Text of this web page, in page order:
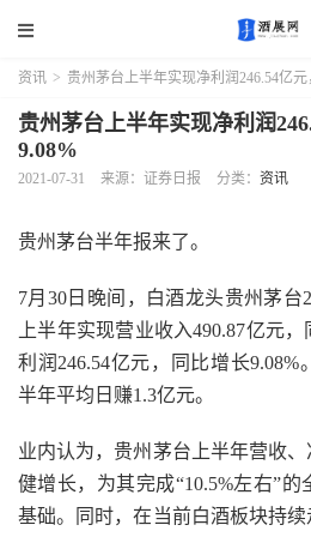
资讯 > 贵州茅台上半年实现净利润246.54亿
贵州茅台上半年实现净利润
9.08%
2021-07-31 来源：证券日报 分类： 资讯
贵州茅台半年报来了。
7月30日晚间，白酒龙头贵州茅台
上半年实现营业收入490.87亿元
利润246.54亿元，同比增长
半年平均日赚1.3亿元。
业内认为，贵州茅台上半年营收
健增长，为其完成“10.5%左右”
基础。同时，在当前白酒板块持